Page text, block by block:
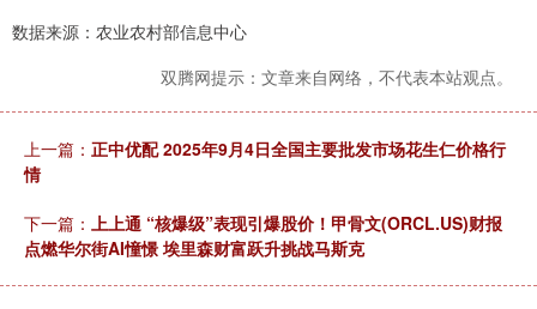
数据来源：农业农村部信息中心
双腾网提示：文章来自网络，不代表本站观点。
上一篇： 正中优配 2025年9月4日全国主要批发市场花生仁价格行
情
下一篇： 上上通 “核爆级”表现引爆股价！甲骨文(ORCL.US)财报
点燃华尔街AI憧憬 埃里森财富跃升挑战马斯克